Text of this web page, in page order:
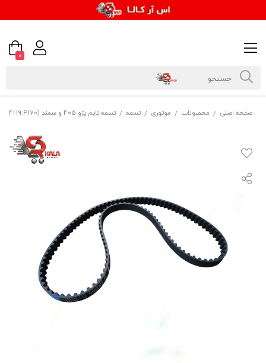
صفحه اصلی / محصولات / موتوری / تسمه / تسمه تایم پژو 405 و سمند (114H9.P170) برند استارکیان
0